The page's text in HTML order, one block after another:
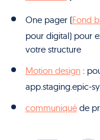
One pager (Fond
pour digital) pour
votre structure
Motion design:
app.staging.epic-
communiquéde